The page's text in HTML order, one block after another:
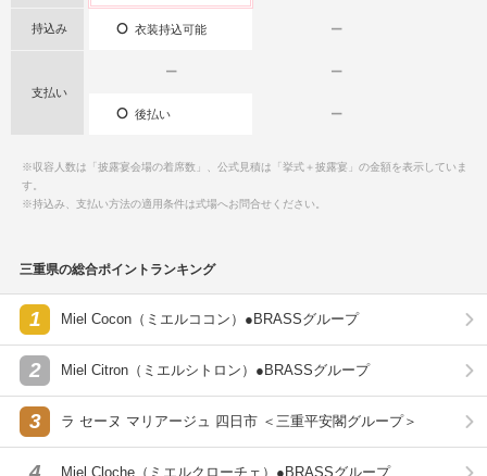
持込み 衣装持込可能 ー
支払い
ー ー
後払い ー
※収容人数は「披露宴会場の着席数」、公式見積は「挙式＋披露宴」の金額を表示していま
す。
※持込み、支払い方法の適用条件は式場へお問合せください。
三重県の総合ポイントランキング
1 Miel Cocon（ミエルココン）●BRASSグループ
2 Miel Citron（ミエルシトロン）●BRASSグループ
3 ラ セーヌ マリアージュ 四日市 ＜三重平安閣グループ＞
Miel Cloche（ミエルクローチェ）●BRASSグループ